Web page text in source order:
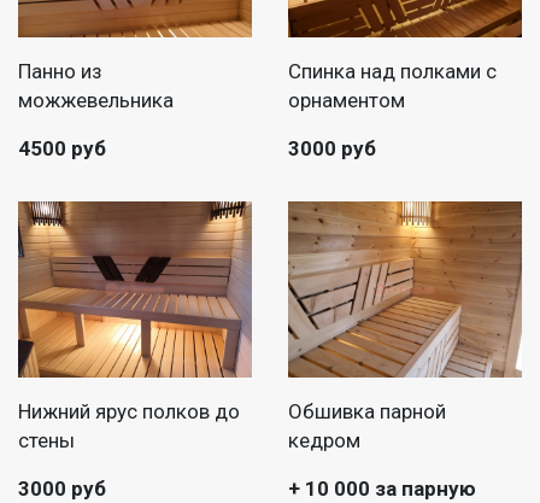
Панно из
можжевельника
4500 руб
Спинка над полками с
орнаментом
3000 руб
Нижний ярус полков до
стены
3000 руб
Обшивка парной
кедром
+ 10 000 за парную